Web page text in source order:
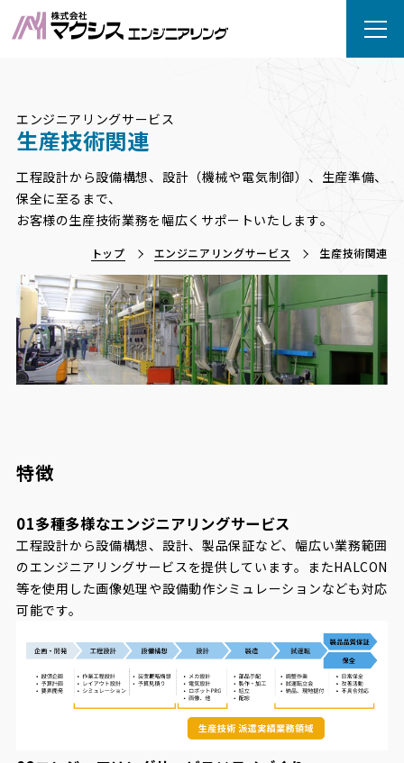
エンジニアリングサービス
生産技術関連
工程設計から設備構想、設計（機械や電気制御）、生産準備、
保全に至るまで、
お客様の生産技術業務を幅広くサポートいたします。
トップ エンジニアリングサービス 生産技術関連
特徴
01多種多様なエンジニアリングサービス
工程設計から設備構想、設計、製品保証など、幅広い業務範囲
のエンジニアリングサービスを提供しています。またHALCON
等を使用した画像処理や設備動作シミュレーションなども対応
可能です。